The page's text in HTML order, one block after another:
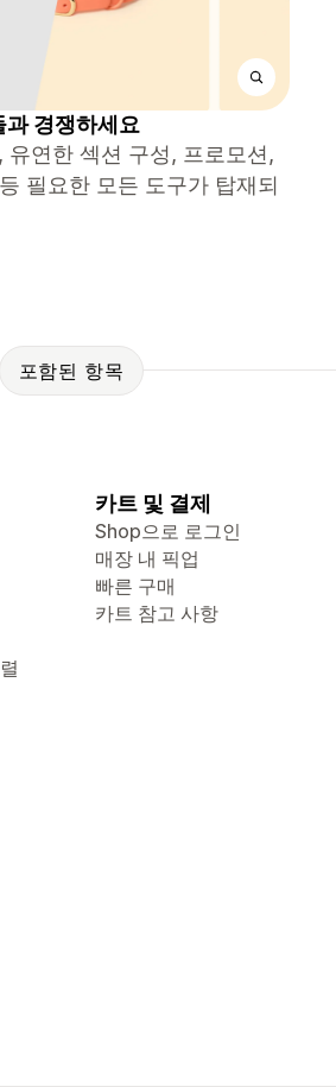
경쟁하세요
유연한 섹션 구성, 프로모션,
필요한 모든 도구가 탑재되
포함된 항목
카트 및 결제
Shop으로 로그인
매장 내 픽업
빠른 구매
카트 참고 사항